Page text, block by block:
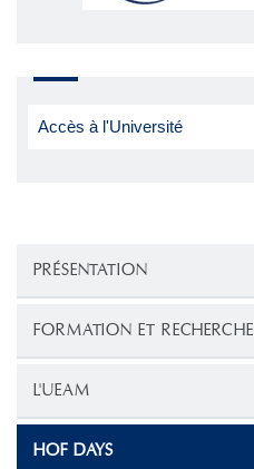
PRÉSENTATION
FORMATION ET RECHERCHE
L'UEAM
HOF DAYS
Accès à l'Université